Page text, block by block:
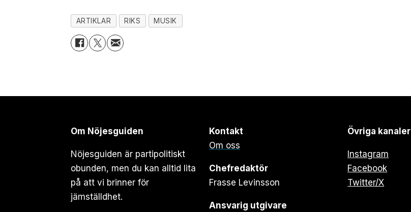
ARTIKLAR RIKS MUSIK
Om Nöjesguiden
Nöjesguiden är partipolitiskt
obunden, men du kan alltid lita
på att vi brinner för
jämställdhet.
Kontakt
Om oss
Chefredaktör
Frasse Levinsson
Ansvarig utgivare
Övriga kanaler
Instagram
Facebook
Twitter/X